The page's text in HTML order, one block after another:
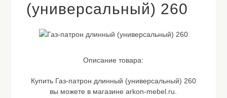
(универсальный) 260
Описание товара:
Купить Газ-патрон длинный (универсальный) 260
вы можете в магазине arkon-mebel.ru.